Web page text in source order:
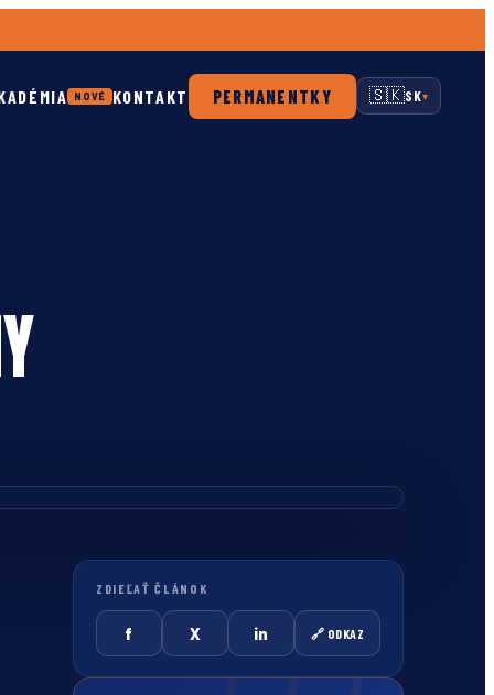
🇸🇰SK▾
NOVÉ KONTAKT PERMANENTKY
ZDIEĽAŤ ČLÁNOK
f X in 🔗 ODKAZ